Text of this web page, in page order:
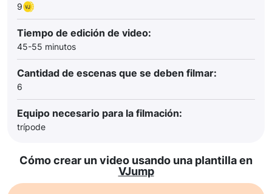
9
Tiempo de edición de video:
45-55 minutos
Cantidad de escenas que se deben filmar:
6
Equipo necesario para la filmación:
trípode
Cómo crear un video usando una plantilla en
VJump